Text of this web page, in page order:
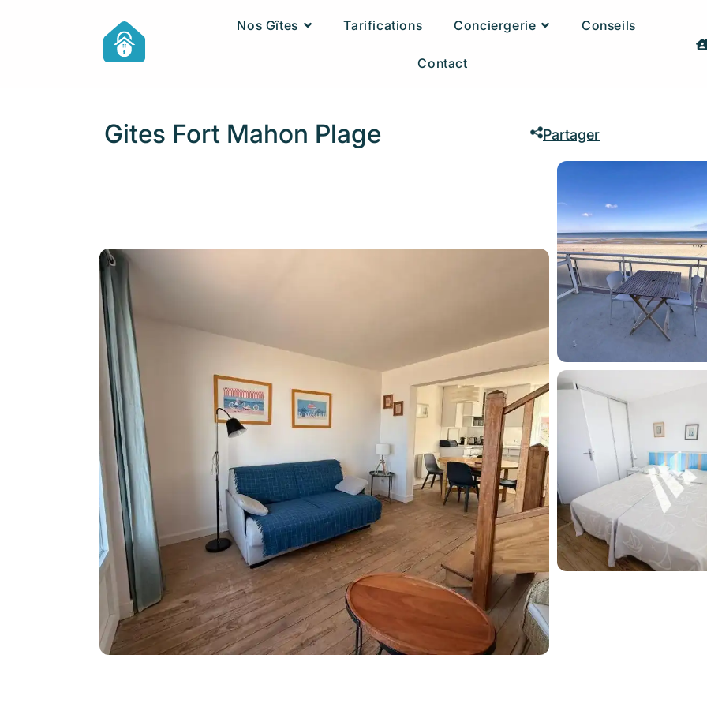
Nos Gîtes Tarifications Conciergerie Conseils
Contact
Gites Fort Mahon Plage Partager